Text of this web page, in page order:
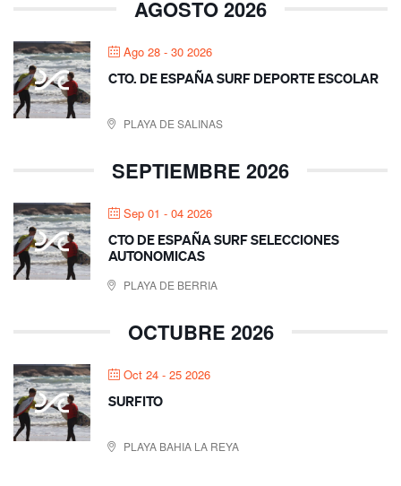
AGOSTO 2026
Ago 28 - 30 2026
CTO. DE ESPAÑA SURF DEPORTE ESCOLAR
PLAYA DE SALINAS
SEPTIEMBRE 2026
Sep 01 - 04 2026
CTO DE ESPAÑA SURF SELECCIONES
AUTONOMICAS
PLAYA DE BERRIA
OCTUBRE 2026
Oct 24 - 25 2026
SURFITO
PLAYA BAHIA LA REYA